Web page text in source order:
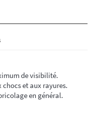
de visibilité.
et aux rayures.
en général.